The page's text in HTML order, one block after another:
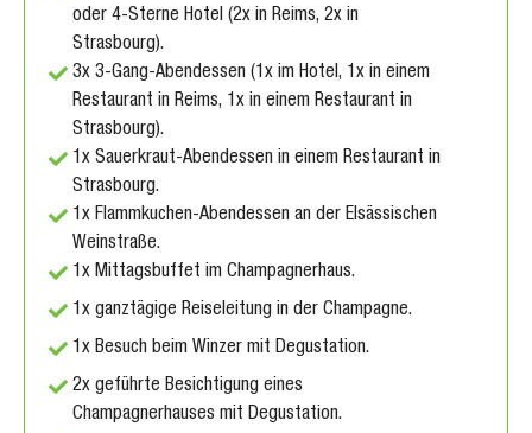
oder 4-Sterne Hotel (2x in Reims, 2x in
Strasbourg).
3x 3-Gang-Abendessen (1x im Hotel, 1x in einem
Restaurant in Reims, 1x in einem Restaurant in
Strasbourg).
1x Sauerkraut-Abendessen in einem Restaurant in
Strasbourg.
1x Flammkuchen-Abendessen an der Elsässischen
Weinstraße.
1x Mittagsbuffet im Champagnerhaus.
1x ganztägige Reiseleitung in der Champagne.
1x Besuch beim Winzer mit Degustation.
2x geführte Besichtigung eines
Champagnerhauses mit Degustation.